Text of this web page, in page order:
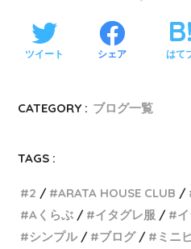
ツイート シェア はて
CATEGORY : ブログ一覧
TAGS :
2 ARATA HOUSE CLUB
Aくらぶ
イタグレ服
シンプル
ブログ ミニ